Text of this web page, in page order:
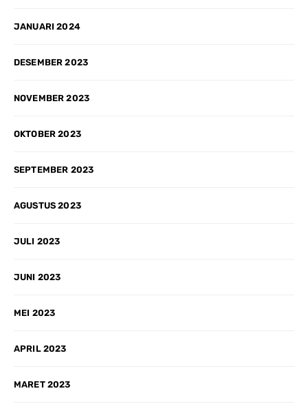
JANUARI 2024
DESEMBER 2023
NOVEMBER 2023
OKTOBER 2023
SEPTEMBER 2023
AGUSTUS 2023
JULI 2023
JUNI 2023
MEI 2023
APRIL 2023
MARET 2023